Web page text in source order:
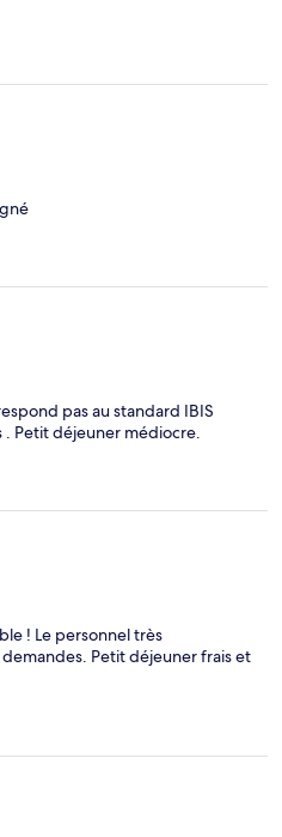
pas au standard IBIS
. Petit déjeuner médiocre.
! Le personnel très
Petit déjeuner frais et